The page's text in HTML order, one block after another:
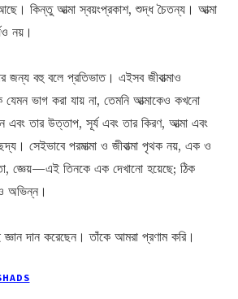
কিন্তু আত্মা স্বয়ংপ্রকাশ, শুদ্ধ চৈতন্য। আত্মা
নয়।
জন্য বহু বলে প্রতিভাত। এইসব জীবাত্মাও
ভাগ করা যায় না, তেমনি আত্মাকেও কখনো
তার উত্তাপ, সূর্য এবং তার কিরণ, আত্মা এবং
সেইভাবে পরমাত্মা ও জীবাত্মা পৃথক নয়, এক ও
জ্ঞেয়—এই তিনকে এক দেখানো হয়েছে; ঠিক
অভিন্ন।
দান করেছেন। তাঁকে আমরা প্রণাম করি।